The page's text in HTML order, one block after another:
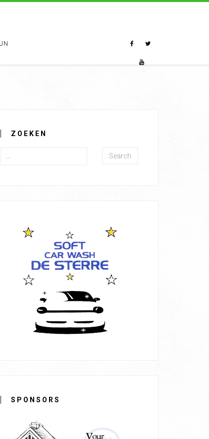
ZOEKEN
Search
SPONSORS